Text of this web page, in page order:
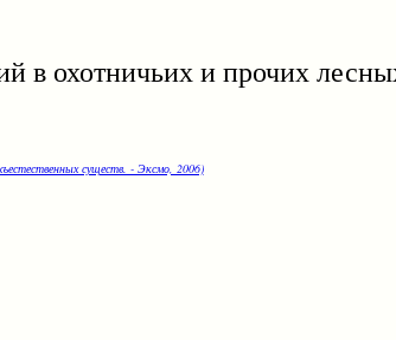
и прочих
существ. - Эксмо, 2006)